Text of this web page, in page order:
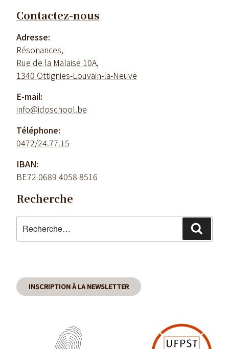
Contactez-nous
Adresse:
Résonances,
Rue de la Malaise 10A,
1340 Ottignies-Louvain-la-Neuve
E-mail:
info@idoschool.be
Téléphone:
0472/24.77.15
IBAN:
BE72 0689 4058 8516
Recherche
pour
INSCRIPTION À LA NEWSLETTER